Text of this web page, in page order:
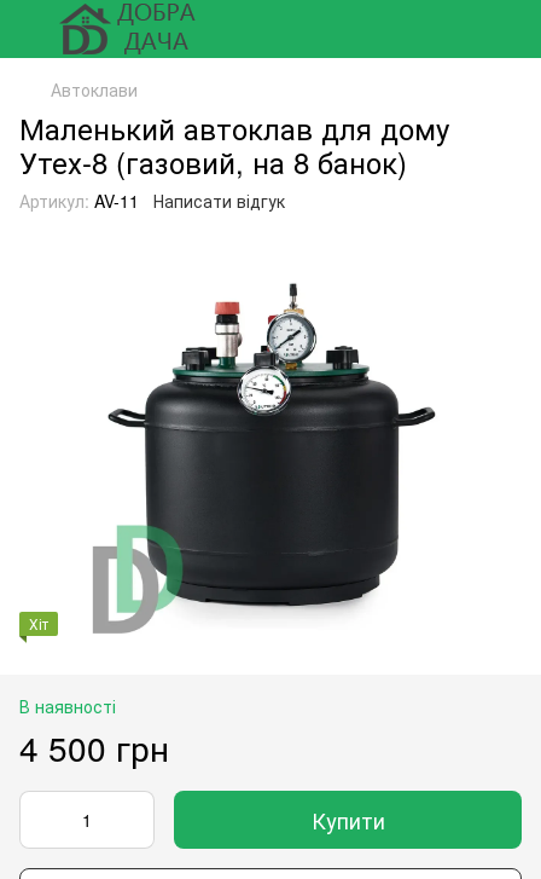
Автоклави
Маленький автоклав для дому
Утех-8 (газовий, на 8 банок)
Артикул: AV-11 Написати відгук
Хіт
В наявності
4 500 грн
Купити